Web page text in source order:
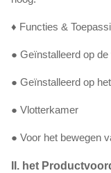
♦ Functies &
● Geïnstalleerd op
● Geïnstalleerd op
● Vlotterkamer
● Voor het bewegen
II. het